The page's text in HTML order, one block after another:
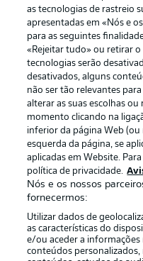
Publicidade
Gerir preferências
Trabalhe conosco
Contato
as tecnologias de rastreio
apresentadas em «Nós e
para as seguintes
«Rejeitar tudo» ou retirar
tecnologias serão
desativados, alguns
não ser tão relevantes
alterar as suas escolhas
momento clicando na
inferior da página Web
esquerda da página, se
aplicadas em Website.
política de privacidade.
Nós e os nossos
fornecermos:
Utilizar dados de
as características do
e/ou aceder a
conteúdos